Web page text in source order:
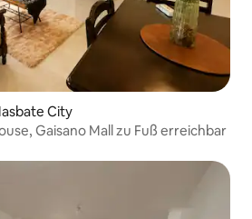
City
Gaisano Mall zu Fuß erreichbar